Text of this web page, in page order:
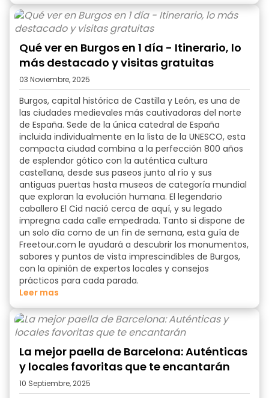
Qué ver en Burgos en 1 día - Itinerario, lo
más destacado y visitas gratuitas
03 Noviembre, 2025
Burgos, capital histórica de Castilla y León, es una de
las ciudades medievales más cautivadoras del norte
de España. Sede de la única catedral de España
incluida individualmente en la lista de la UNESCO, esta
compacta ciudad combina a la perfección 800 años
de esplendor gótico con la auténtica cultura
castellana, desde sus paseos junto al río y sus
antiguas puertas hasta museos de categoría mundial
que exploran la evolución humana. El legendario
caballero El Cid nació cerca de aquí, y su legado
impregna cada calle empedrada. Tanto si dispone de
un solo día como de un fin de semana, esta guía de
Freetour.com le ayudará a descubrir los monumentos,
sabores y puntos de vista imprescindibles de Burgos,
con la opinión de expertos locales y consejos
prácticos para cada parada.
Leer mas
La mejor paella de Barcelona: Auténticas
y locales favoritas que te encantarán
10 Septiembre, 2025